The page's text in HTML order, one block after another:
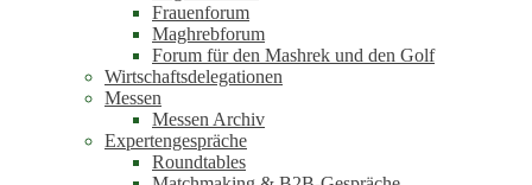
Frauenforum
Maghrebforum
Forum für den Mashrek und den Golf
Wirtschaftsdelegationen
Messen
Messen Archiv
Expertengespräche
Roundtables